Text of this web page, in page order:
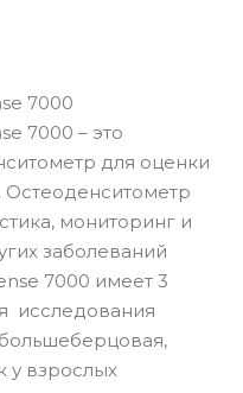
7000
7000 – это
для оценки
Остеоденситометр
мониторинг и
заболеваний
7000 имеет 3
исследования
у взрослых